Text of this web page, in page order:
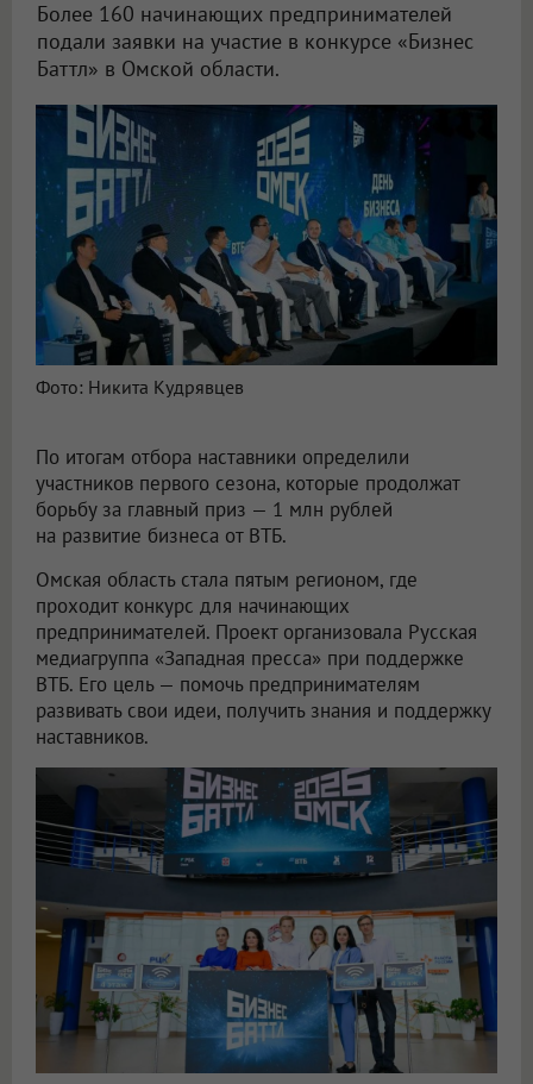
Более 160 начинающих предпринимателей
подали заявки на участие в конкурсе «Бизнес
Баттл» в Омской области.
Фото: Никита Кудрявцев
По итогам отбора наставники определили
участников первого сезона, которые продолжат
борьбу за главный приз — 1 млн рублей
на развитие бизнеса от ВТБ.
Омская область стала пятым регионом, где
проходит конкурс для начинающих
предпринимателей. Проект организовала Русская
медиагруппа «Западная пресса» при поддержке
ВТБ. Его цель — помочь предпринимателям
развивать свои идеи, получить знания и поддержку
наставников.